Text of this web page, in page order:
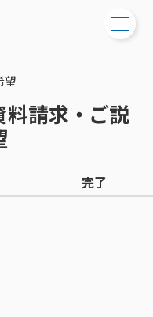
望
請求・ご説
完了